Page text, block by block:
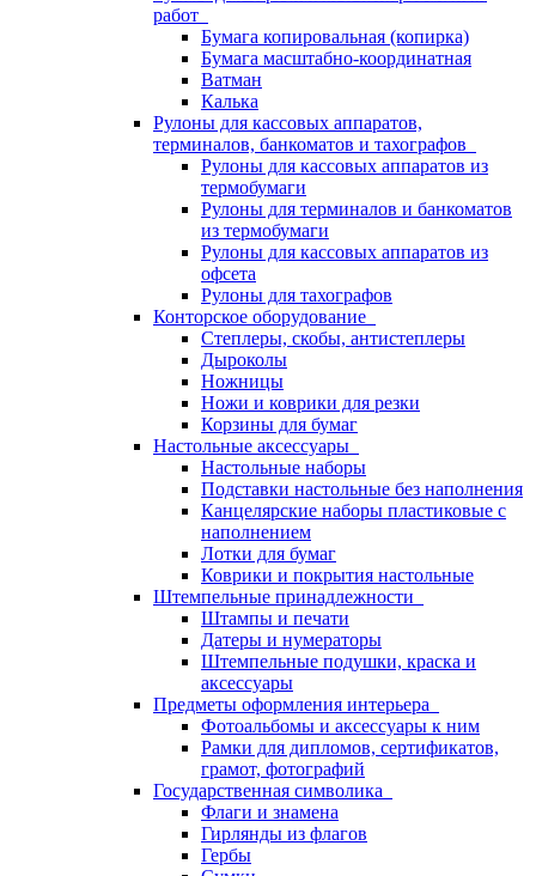
работ
Бумага копировальная (копирка)
Бумага масштабно-координатная
Ватман
Калька
Рулоны для кассовых аппаратов,
терминалов, банкоматов и тахографов
Рулоны для кассовых аппаратов из
термобумаги
Рулоны для терминалов и банкоматов
из термобумаги
Рулоны для кассовых аппаратов из
офсета
Рулоны для тахографов
Конторское оборудование
Степлеры, скобы, антистеплеры
Дыроколы
Ножницы
Ножи и коврики для резки
Корзины для бумаг
Настольные аксессуары
Настольные наборы
Подставки настольные без наполнения
Канцелярские наборы пластиковые с
наполнением
Лотки для бумаг
Коврики и покрытия настольные
Штемпельные принадлежности
Штампы и печати
Датеры и нумераторы
Штемпельные подушки, краска и
аксессуары
Предметы оформления интерьера
Фотоальбомы и аксессуары к ним
Рамки для дипломов, сертификатов,
грамот, фотографий
Государственная символика
Флаги и знамена
Гирлянды из флагов
Гербы